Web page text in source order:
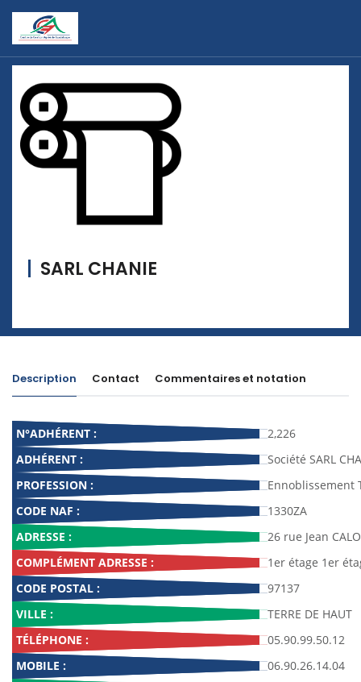
SARL CHANIE
Description Contact Commentaires et notation
N°ADHÉRENT :
2,226
ADHÉRENT :
Société SARL
PROFESSION :
Ennoblissement
CODE NAF :
1330ZA
ADRESSE :
26 rue Jean
COMPLÉMENT ADRESSE :
1er étage 1er
CODE POSTAL :
97137
VILLE :
TERRE DE HAUT
TÉLÉPHONE :
05.90.99.50.12
MOBILE :
06.90.26.14.04